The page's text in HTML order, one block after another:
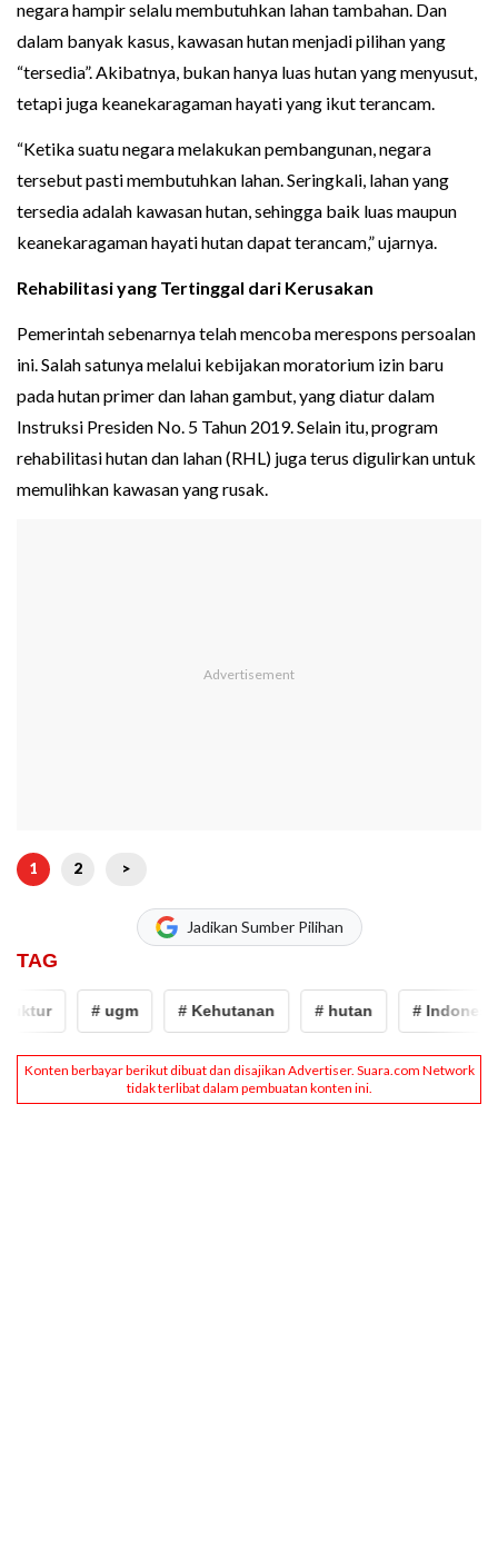
negara hampir selalu membutuhkan lahan tambahan. Dan
dalam banyak kasus, kawasan hutan menjadi pilihan yang
“tersedia”. Akibatnya, bukan hanya luas hutan yang menyusut,
tetapi juga keanekaragaman hayati yang ikut terancam.
“Ketika suatu negara melakukan pembangunan, negara
tersebut pasti membutuhkan lahan. Seringkali, lahan yang
tersedia adalah kawasan hutan, sehingga baik luas maupun
keanekaragaman hayati hutan dapat terancam,” ujarnya.
Rehabilitasi yang Tertinggal dari Kerusakan
Pemerintah sebenarnya telah mencoba merespons persoalan
ini. Salah satunya melalui kebijakan moratorium izin baru
pada hutan primer dan lahan gambut, yang diatur dalam
Instruksi Presiden No. 5 Tahun 2019. Selain itu, program
rehabilitasi hutan dan lahan (RHL) juga terus digulirkan untuk
memulihkan kawasan yang rusak.
1 2 >
Jadikan Sumber Pilihan
TAG
# ugm # Kehutanan # hutan # Indonesia